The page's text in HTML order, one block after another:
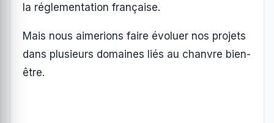
la réglementation française.
Mais nous aimerions faire évoluer nos projets
dans plusieurs domaines liés au chanvre bien-
être.